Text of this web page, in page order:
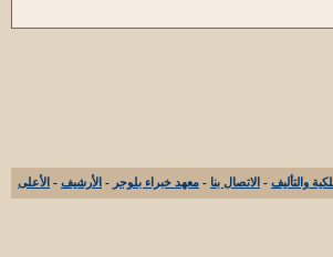
والتأليف - الاتصال بنا - معهد خبراء بلوجر - الأرشيف - الأعلى